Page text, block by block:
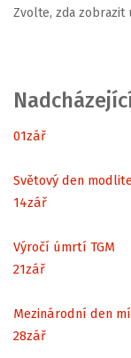
Zvolte, zda zobrazit
01zář
Světový den
14zář
Výročí úmrtí TGM
21zář
Mezinárodní den
28zář